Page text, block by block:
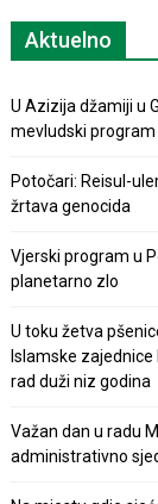
Aktuelno
U Azizija džamiji u
mevludski program
Potočari: Reisul-
žrtava genocida
Vjerski program u
planetarno zlo
U toku žetva
Islamske
rad duži niz godina
Važan dan u radu
administrativno